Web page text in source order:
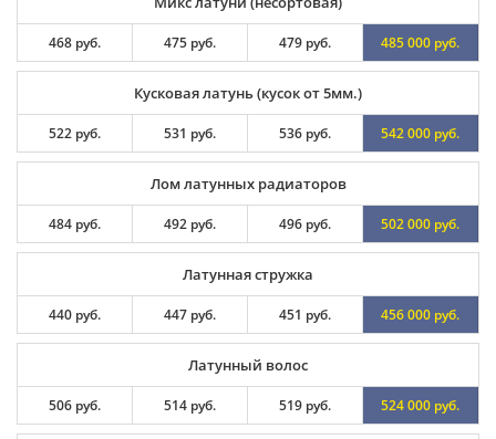
468 руб. 475 руб. 479 руб. 485 000 руб.
Кусковая латунь (кусок от 5мм.)
522 руб. 531 руб. 536 руб. 542 000 руб.
Лом латунных радиаторов
484 руб. 492 руб. 496 руб. 502 000 руб.
Латунная стружка
440 руб. 447 руб. 451 руб. 456 000 руб.
Латунный волос
506 руб. 514 руб. 519 руб. 524 000 руб.